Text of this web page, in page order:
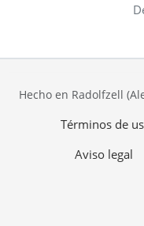
Hecho en Radolfzell
Términos de
Aviso legal